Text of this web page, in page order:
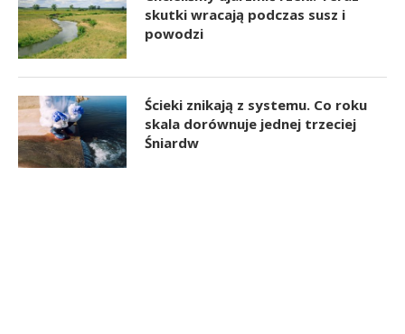
skutki wracają podczas susz i
powodzi
Ścieki znikają z systemu. Co roku
skala dorównuje jednej trzeciej
Śniardw